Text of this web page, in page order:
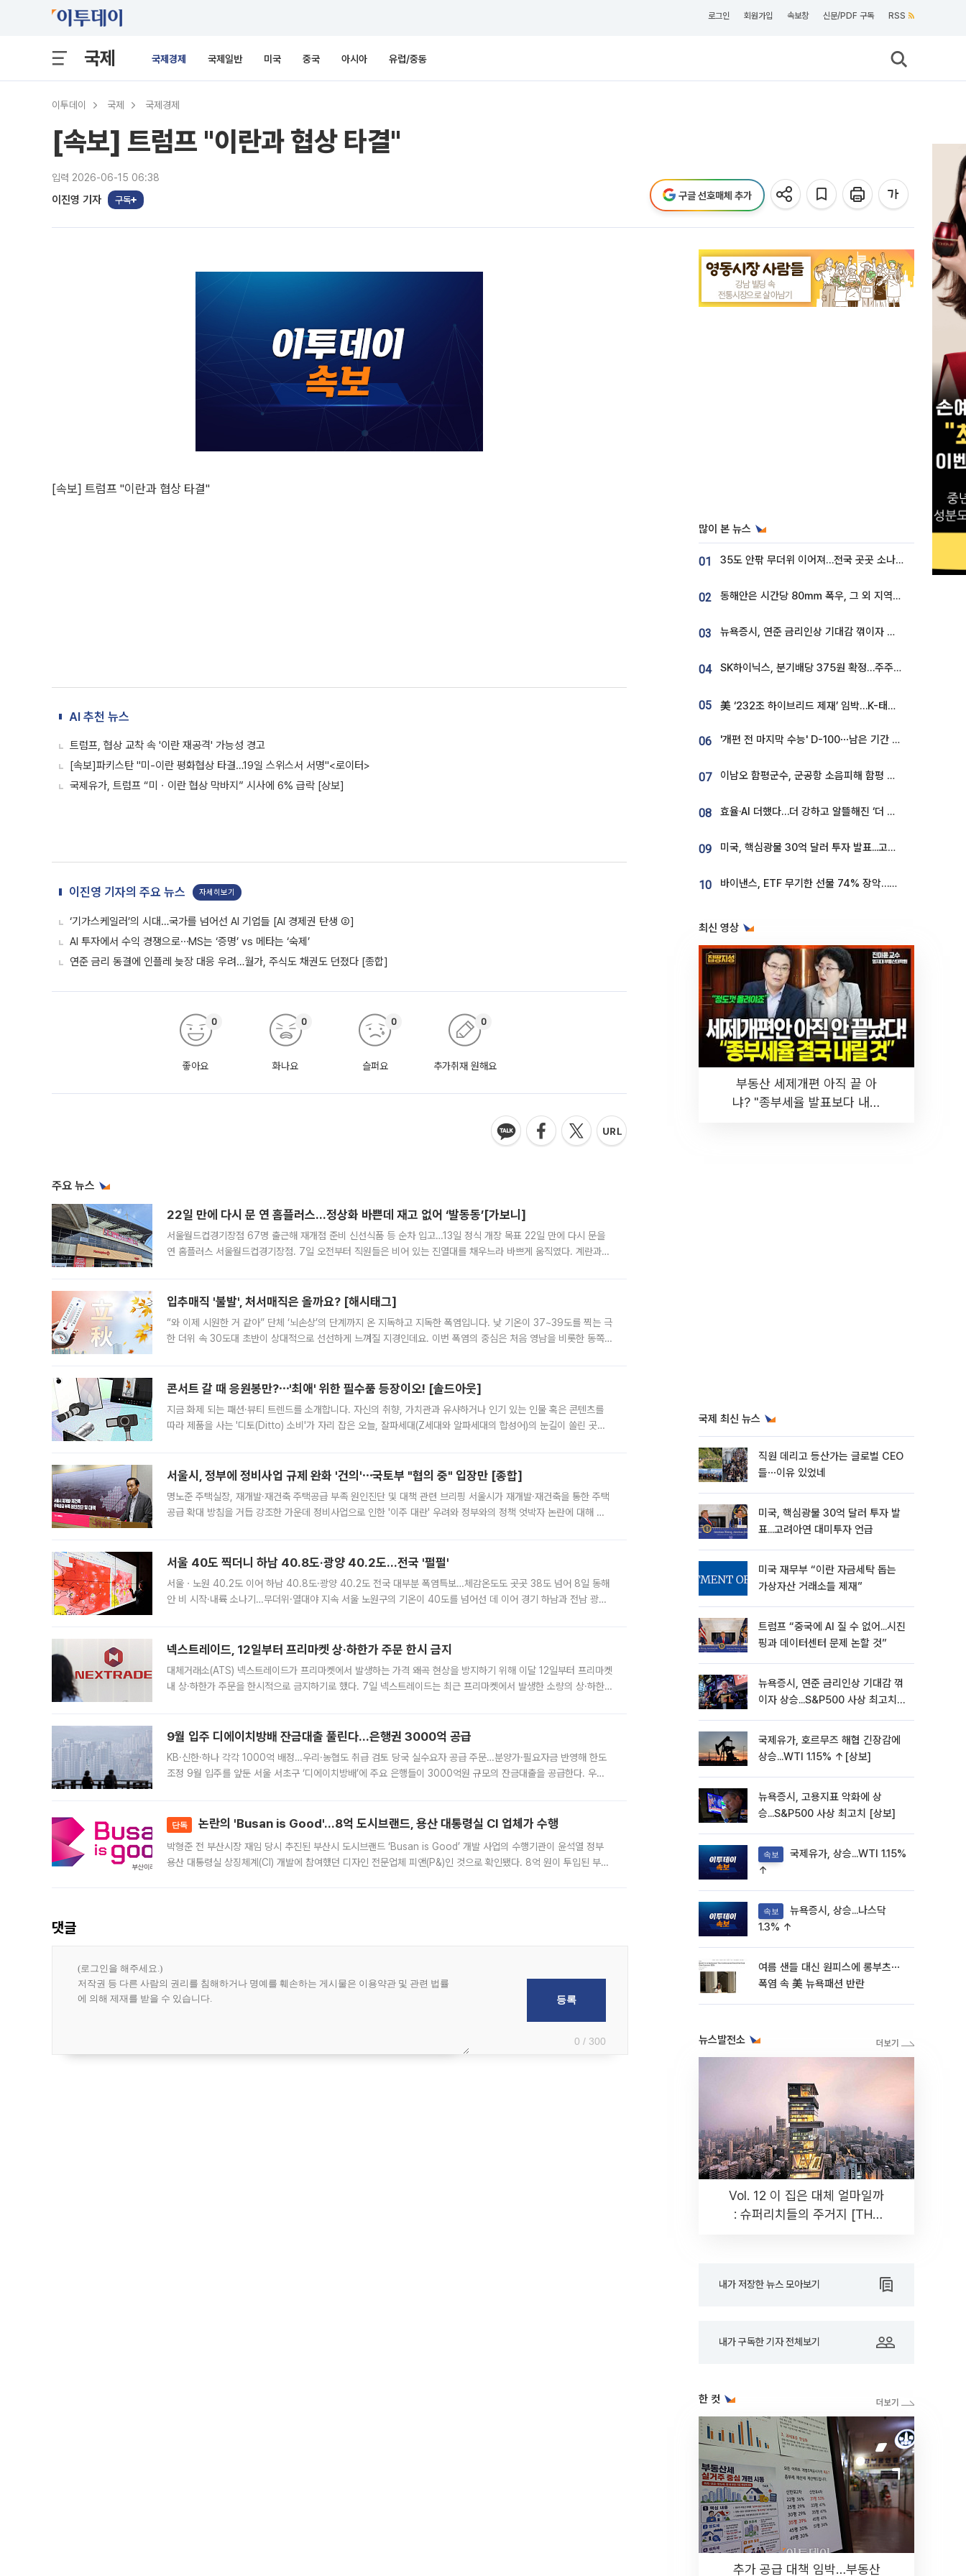
로그인 회원가입 속보창 신문/PDF 구독 RSS
국제 국제경제 국제일반 미국 중국 아시아 유럽/중동
이투데이 국제 국제경제
[속보] 트럼프 "이란과 협상 타결"
입력 2026-06-15 06:38
이진영 기자 구독 구글 선호매체 추가
[속보] 트럼프 "이란과 협상 타결"
AI 추천 뉴스
트럼프, 협상 교착 속 '이란 재공격' 가능성 경고
[속보]파키스탄 "미-이란 평화협상 타결…19일 스위스서 서명"<로이터>
국제유가, 트럼프 “미ㆍ이란 협상 막바지” 시사에 6% 급락 [상보]
이진영 기자의 주요 뉴스 자세히보기
‘기가스케일러’의 시대…국가를 넘어선 AI 기업들 [AI 경제권 탄생 ②]
AI 투자에서 수익 경쟁으로⋯MS는 ‘증명’ vs 메타는 ‘숙제’
연준 금리 동결에 인플레 늦장 대응 우려…월가, 주식도 채권도 던졌다 [종합]
좋아요
0
화나요
0
슬퍼요
0
추가취재 원해요
0
주요 뉴스
22일 만에 다시 문 연 홈플러스…정상화 바쁜데 재고 없어 ‘발동동’[가보니]
서울월드컵경기장점 67명 출근해 재개점 준비 신선식품 등 순차 입고…13일 정식 개장 목표 22일 만에 다시 문을
연 홈플러스 서울월드컵경기장점. 7일 오전부터 직원들은 비어 있는 진열대를 채우느라 바쁘게 움직였다. 계란과
입추매직 '불발', 처서매직은 올까요? [해시태그]
“와 이제 시원한 거 같아” 단체 ‘뇌손상’의 단계까지 온 지독하고 지독한 폭염입니다. 낮 기온이 37~39도를 찍는 극
한 더위 속 30도대 초반이 상대적으로 선선하게 느껴질 지경인데요. 이번 폭염의 중심은 처음 영남을 비롯한 동쪽
콘서트 갈 때 응원봉만?⋯'최애' 위한 필수품 등장이오! [솔드아웃]
지금 화제 되는 패션·뷰티 트렌드를 소개합니다. 자신의 취향, 가치관과 유사하거나 인기 있는 인물 혹은 콘텐츠를
따라 제품을 사는 '디토(Ditto) 소비'가 자리 잡은 오늘, 잘파세대(Z세대와 알파세대의 합성어)의 눈길이 쏠린 곳은
서울시, 정부에 정비사업 규제 완화 '건의'⋯국토부 "협의 중" 입장만 [종합]
명노준 주택실장, 재개발·재건축 주택공급 부족 원인진단 및 대책 관련 브리핑 서울시가 재개발·재건축을 통한 주택
공급 확대 방침을 거듭 강조한 가운데 정비사업으로 인한 '이주 대란' 우려와 정부와의 정책 엇박자 논란에 대해 정
서울 40도 찍더니 하남 40.8도·광양 40.2도…전국 '펄펄'
서울ㆍ노원 40.2도 이어 하남 40.8도·광양 40.2도 전국 대부분 폭염특보…체감온도도 곳곳 38도 넘어 8일 동해
안 비 시작·내륙 소나기…무더위·열대야 지속 서울 노원구의 기온이 40도를 넘어선 데 이어 경기 하남과 전남 광양
넥스트레이드, 12일부터 프리마켓 상·하한가 주문 한시 금지
대체거래소(ATS) 넥스트레이드가 프리마켓에서 발생하는 가격 왜곡 현상을 방지하기 위해 이달 12일부터 프리마켓
내 상·하한가 주문을 한시적으로 금지하기로 했다. 7일 넥스트레이드는 최근 프리마켓에서 발생한 소량의 상·하한
9월 입주 디에이치방배 잔금대출 풀린다…은행권 3000억 공급
KB·신한·하나 각각 1000억 배정…우리·농협도 취급 검토 당국 실수요자 공급 주문…분양가·필요자금 반영해 한도
조정 9월 입주를 앞둔 서울 서초구 ‘디에이치방배’에 주요 은행들이 3000억원 규모의 잔금대출을 공급한다. 우리
단독 논란의 'Busan is Good'…8억 도시브랜드, 용산 대통령실 CI 업체가 수행
박형준 전 부산시장 재임 당시 추진된 부산시 도시브랜드 ‘Busan is Good’ 개발 사업의 수행기관이 윤석열 정부
용산 대통령실 상징체계(CI) 개발에 참여했던 디자인 전문업체 피앤(P&)인 것으로 확인됐다. 8억 원이 투입된 부산
댓글
0 / 300
많이 본 뉴스
01 35도 안팎 무더위 이어져…전국 곳곳 소나기 [오늘 날씨]
02 동해안은 시간당 80㎜ 폭우, 그 외 지역은 폭염…‘극과 극 날씨’
03 뉴욕증시, 연준 금리인상 기대감 꺾이자 상승...S&P500 사상 최고치 [종합]
04 SK하이닉스, 분기배당 375원 확정…주주환원책 9월로 앞당겨 발표
05 美 ‘232조 하이브리드 제재’ 임박…K-태양광, 불확실성 털고 날개 다나
06 '개편 전 마지막 수능' D-100⋯남은 기간 성적 올릴 전략은
07 이남오 함평군수, 군공항 소음피해 함평 보상 요구
08 효율·AI 더했다…더 강하고 알뜰해진 ‘더 뉴 그랜저 하이브리드’ [ET의 모빌리티]
09 미국, 핵심광물 30억 달러 투자 발표...고려아연 대미투자 언급
10 바이낸스, ETF 무기한 선물 74% 장악…한국 레버리지 ETF 거래 급증 [e가상자산]
최신 영상
부동산 세제개편 아직 끝 아
냐? "종부세율 발표보다 내릴
국제 최신 뉴스
직원 데리고 등산가는 글로벌 CEO
들⋯이유 있었네
미국, 핵심광물 30억 달러 투자 발
표...고려아연 대미투자 언급
미국 재무부 “이란 자금세탁 돕는
가상자산 거래소들 제재”
트럼프 “중국에 AI 질 수 없어...시진
핑과 데이터센터 문제 논할 것”
뉴욕증시, 연준 금리인상 기대감 꺾
이자 상승...S&P500 사상 최고치
국제유가, 호르무즈 해협 긴장감에
상승...WTI 1.15% ↑[상보]
뉴욕증시, 고용지표 악화에 상
승...S&P500 사상 최고치 [상보]
속보
↑
속보
1.3% ↑
여름 샌들 대신 원피스에 롱부츠⋯
폭염 속 美 뉴욕패션 반란
뉴스발전소
Vol. 12 이 집은 대체 얼마일까
: 슈퍼리치들의 주거지 [THE
내가 저장한 뉴스 모아보기
내가 구독한 기자 전체보기
한 컷
추가 공급 대책 임박…부동산